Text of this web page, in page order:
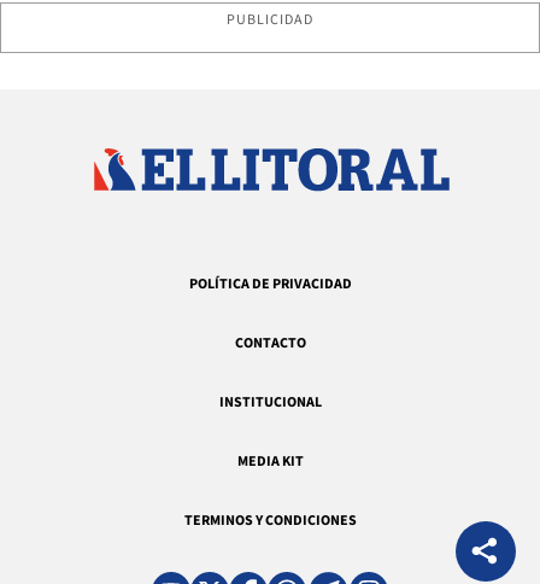
PUBLICIDAD
POLÍTICA DE PRIVACIDAD
CONTACTO
INSTITUCIONAL
MEDIA KIT
TERMINOS Y CONDICIONES